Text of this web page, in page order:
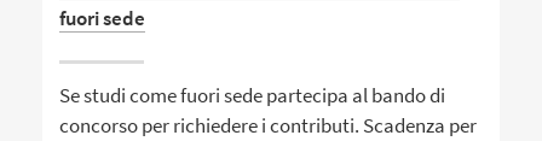
fuori sede
Se studi come fuori sede partecipa al bando di
concorso per richiedere i contributi. Scadenza per